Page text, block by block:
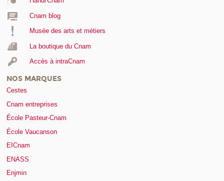
Cnam blog
Musée des arts et métiers
La boutique du Cnam
Accès à intraCnam
NOS MARQUES
Cestes
Cnam entreprises
École Pasteur-Cnam
École Vaucanson
EICnam
ENASS
Enjmin